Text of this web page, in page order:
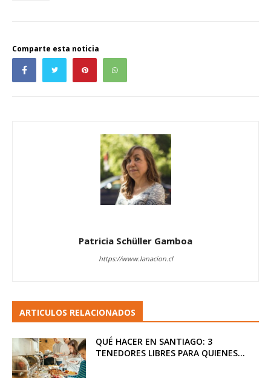
Comparte esta noticia
Patricia Schüller Gamboa
https://www.lanacion.cl
ARTICULOS RELACIONADOS
QUÉ HACER EN SANTIAGO: 3
TENEDORES LIBRES PARA QUIENES...